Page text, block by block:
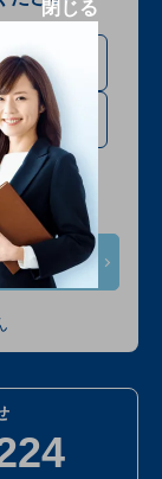
人成り予定
告の方
閉じる